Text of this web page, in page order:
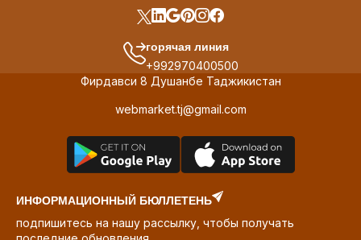
горячая линия
+992970400500
Фирдавси 8 Душанбе Таджикистан
webmarket.tj@gmail.com
ИНФОРМАЦИОННЫЙ БЮЛЛЕТЕНЬ
подпишитесь на нашу рассылку, чтобы получать